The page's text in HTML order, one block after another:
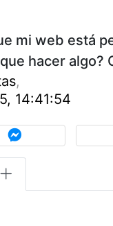
mi web está
hacer algo?
,
14:41:54